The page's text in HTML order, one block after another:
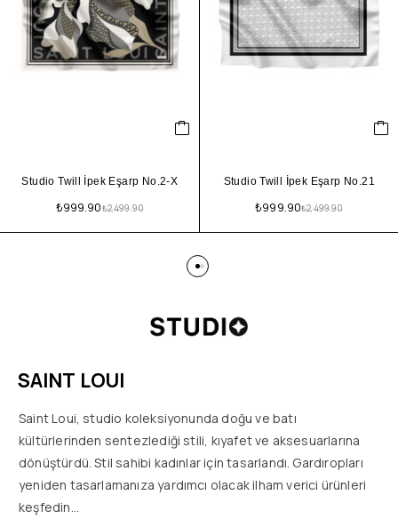
Studio Twill İpek Eşarp No.2-X
₺2,499.90
₺999.90
Studio Twill İpek Eşarp No.21
₺2,499.90
₺999.90
SAINT LOUI
Saint Loui, studio koleksiyonunda doğu ve batı
kültürlerinden sentezlediği stili, kıyafet ve aksesuarlarına
dönüştürdü. Stil sahibi kadınlar için tasarlandı. Gardıropları
yeniden tasarlamanıza yardımcı olacak ilham verici ürünleri
keşfedin…